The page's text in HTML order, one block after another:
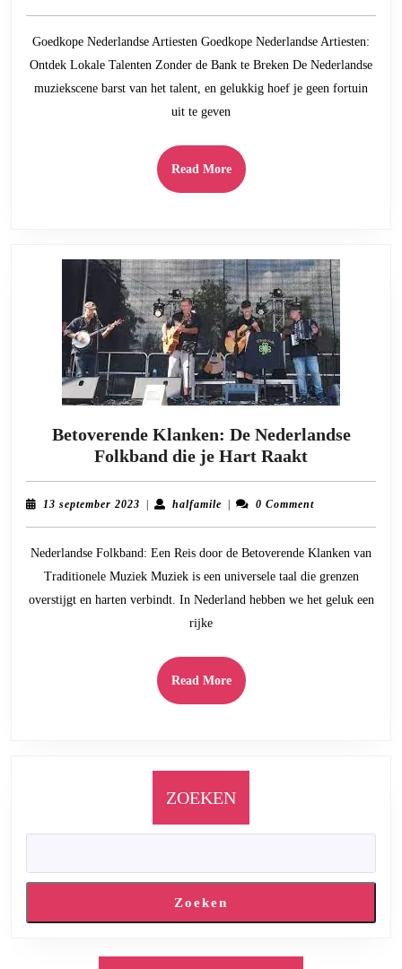
in
de
Goedkope Nederlandse Artiesten Goedkope Nederlandse Artiesten:
Ontdek Lokale Talenten Zonder de Bank te Breken De Nederlandse
muziekscene barst van het talent, en gelukkig hoef je geen fortuin
uit te geven
Read MoreRead
More
Betoverende Klanken: De Nederlandse
Folkband die je Hart RaaktBetoverende
Klanken:
De
die
je
Hart
13 september 2023 13| halfamilehalfamile
| 0 Comment
Nederlandse Folkband: Een Reis door de Betoverende Klanken van
Traditionele Muziek Muziek is een universele taal die grenzen
overstijgt en harten verbindt. In Nederland hebben we het geluk een
rijke
Read MoreRead
More
ZOEKEN
Zoeken